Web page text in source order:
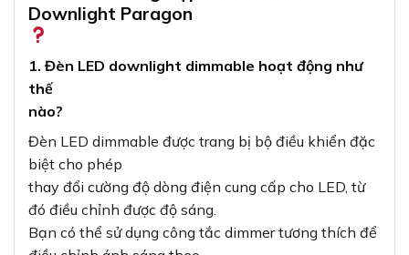
Downlight Paragon
1. Đèn LED downlight dimmable hoạt động như
thế
nào?
Đèn LED dimmable được trang bị bộ điều khiển đặc
biệt cho phép
thay đổi cường độ dòng điện cung cấp cho LED, từ
đó điều chỉnh được độ sáng.
Bạn có thể sử dụng công tắc dimmer tương thích để